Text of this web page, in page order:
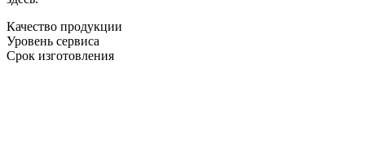
Качество продукции
Уровень сервиса
Срок изготовления